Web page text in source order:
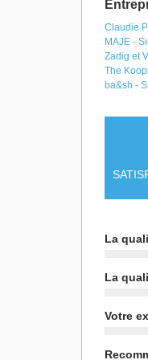
Claudie
MAJE -
Zadig et
The
ba&sh -
La
La
Votre